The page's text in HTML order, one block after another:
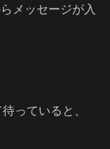
メッセージが入
っていると、